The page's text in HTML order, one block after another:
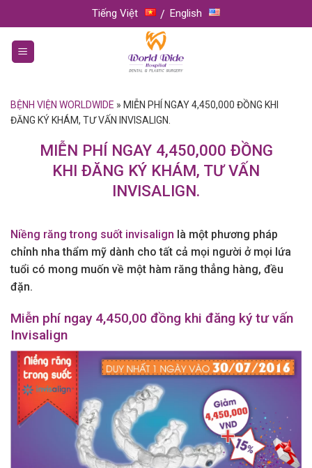
to
content
Tiếng Việt English
BỆNH VIỆN WORLDWIDE » MIỄN PHÍ NGAY 4,450,000 ĐỒNG KHI
ĐĂNG KÝ KHÁM, TƯ VẤN INVISALIGN.
MIỄN PHÍ NGAY 4,450,000 ĐỒNG
KHI ĐĂNG KÝ KHÁM, TƯ VẤN
INVISALIGN.
Niềng răng trong suốt invisalign là một phương pháp
chỉnh nha thẩm mỹ dành cho tất cả mọi người ở mọi lứa
tuổi có mong muốn về một hàm răng thẳng hàng, đều
đặn.
Miễn phí ngay 4,450,00 đồng khi đăng ký tư vấn
Invisalign